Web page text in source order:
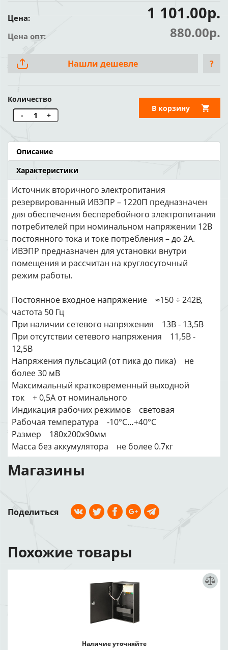
Цена: 1 101.00р.
Цена опт: 880.00р.
Нашли дешевле ?
Количество
-
+
В корзину
Описание
Характеристики
Источник вторичного электропитания
резервированный ИВЭПР – 1220П предназначен
для обеспечения бесперебойного электропитания
потребителей при номинальном напряжении 12В
постоянного тока и токе потребления – до 2А.
ИВЭПР предназначен для установки внутри
помещения и рассчитан на круглосуточный
режим работы.
Постоянное входное напряжение ≈150 ÷ 242В,
частота 50 Гц
При наличии сетевого напряжения 13В - 13,5В
При отсутствии сетевого напряжения 11,5В -
12,5В
Напряжения пульсаций (от пика до пика) не
более 30 мВ
Максимальный кратковременный выходной
ток + 0,5А от номинального
Индикация рабочих режимов световая
Рабочая температура -10°С…+40°С
Размер 180х200х90мм
Масса без аккумулятора не более 0.7кг
Магазины
Поделиться
Похожие товары
Наличие уточняйте